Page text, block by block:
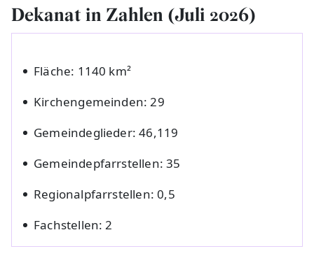
Dekanat in Zahlen (Juli 2026)
Fläche: 1140 km²
Kirchengemeinden: 29
Gemeindeglieder: 46,119
Gemeindepfarrstellen: 35
Regionalpfarrstellen: 0,5
Fachstellen: 2